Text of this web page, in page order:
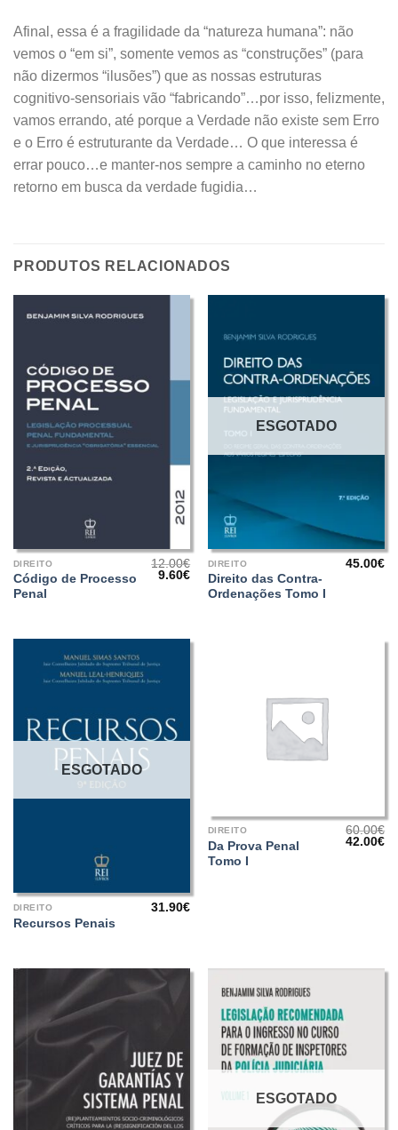
Afinal, essa é a fragilidade da “natureza humana”: não
vemos o “em si”, somente vemos as “construções” (para
não dizermos “ilusões”) que as nossas estruturas
cognitivo-sensoriais vão “fabricando”…por isso, felizmente,
vamos errando, até porque a Verdade não existe sem Erro
e o Erro é estruturante da Verdade… O que interessa é
errar pouco…e manter-nos sempre a caminho no eterno
retorno em busca da verdade fugidia…
PRODUTOS RELACIONADOS
DIREITO
Código de Processo
Penal
12.00€
O
9.60€O
preço
atual
ESGOTADO
DIREITO
Direito das Contra-
Ordenações Tomo I
45.00€
ESGOTADO
DIREITO
Recursos Penais
31.90€
DIREITO
Da Prova Penal
Tomo I
60.00€
O
42.00€O
ESGOTADO